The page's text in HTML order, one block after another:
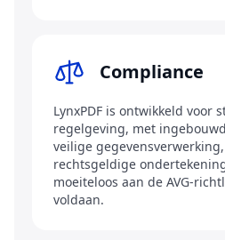
Compliance
LynxPDF is ontwikkeld voor
regelgeving, met
veilige
rechtsgeldige
moeiteloos aan de AVG-
voldaan.